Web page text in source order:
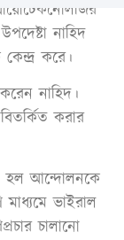
নাহিদ
করে।
নাহিদ।
করার
হল আন্দোলনকে
ভাইরাল
চালানো